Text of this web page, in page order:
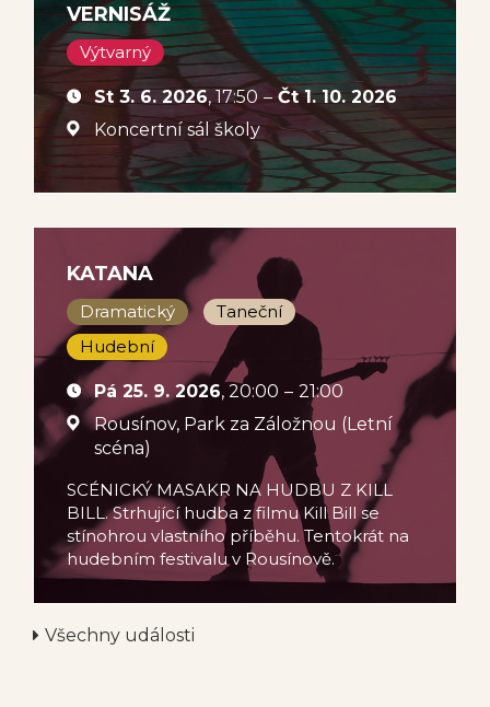
VERNISÁŽ
Výtvarný
St 3. 6. 2026, 17:50 – Čt 1. 10. 2026
Koncertní sál školy
KATANA
Dramatický
Taneční
Hudební
Pá 25. 9. 2026, 20:00 – 21:00
Rousínov, Park za Záložnou (Letní
scéna)
SCÉNICKÝ MASAKR NA HUDBU Z KILL
BILL. Strhující hudba z filmu Kill Bill se
stínohrou vlastního příběhu. Tentokrát na
hudebním festivalu v Rousínově.
Všechny události